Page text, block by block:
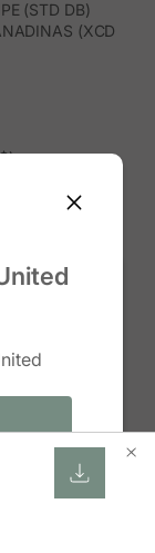
(STD DB)
(XCD
(TTD $)
$)
FR)